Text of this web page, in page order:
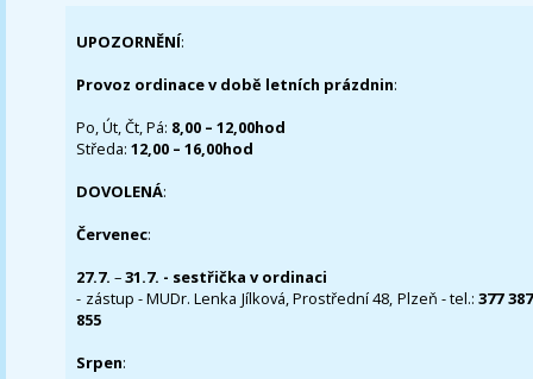
UPOZORNĚNÍ:
Provoz ordinace v době letních prázdnin:
Po, Út, Čt, Pá: 8,00 – 12,00hod
Středa:12,00 – 16,00hod
DOVOLENÁ:
Červenec:
27.7.–31.7. - sestřička v ordinaci
- zástup - MUDr. Lenka Jílková, Prostřední 48, Plzeň - tel.:377 387
855
Srpen: